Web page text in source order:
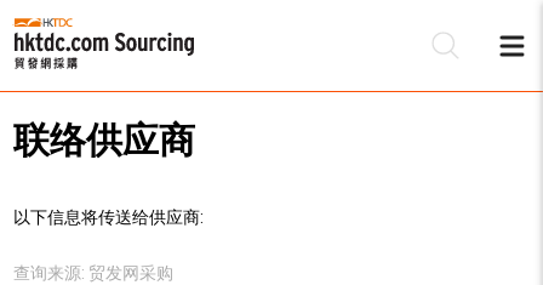
联络供应商
以下信息将传送给供应商:
查询来源: 贸发网采购